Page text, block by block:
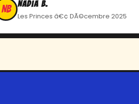
NB
Nadia B.
Les Princes â€¢ DÃ©cembre 2025